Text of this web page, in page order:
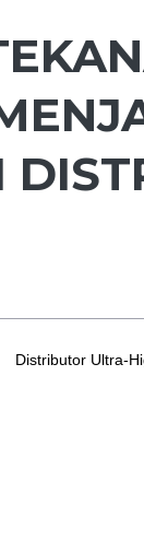
Distributor Ultra-